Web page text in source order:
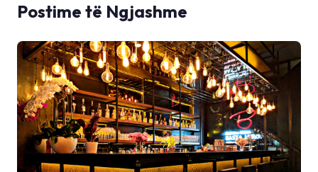
Postime të Ngjashme